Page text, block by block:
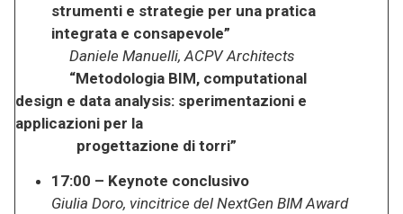
strumenti e strategie per una pratica
integrata e consapevole”
Daniele Manuelli, ACPV Architects
“Metodologia BIM, computational
design e data analysis: sperimentazioni e
applicazioni per la
progettazione di torri”
17:00 – Keynote conclusivo
Giulia Doro, vincitrice del NextGen BIM Award